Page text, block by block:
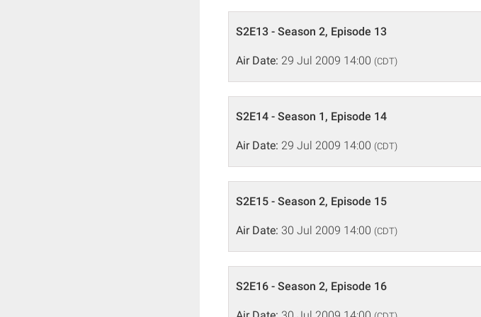
S2E13 - Season 2, Episode 13
Air Date: 29 Jul 2009 14:00 (CDT)
S2E14 - Season 1, Episode 14
Air Date: 29 Jul 2009 14:00 (CDT)
S2E15 - Season 2, Episode 15
Air Date: 30 Jul 2009 14:00 (CDT)
S2E16 - Season 2, Episode 16